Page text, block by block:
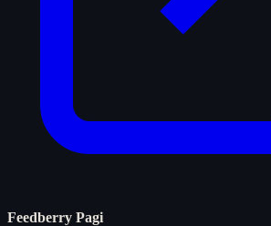
Feedberry Pagi